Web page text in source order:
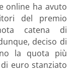
online ha avuto
del premio
catena di
deciso di
la quota più
euro stanziato